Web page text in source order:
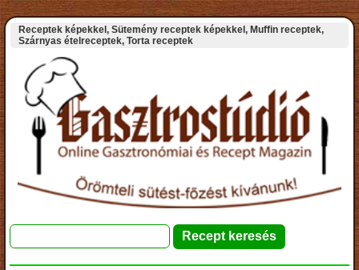
Receptek képekkel, Sütemény receptek képekkel, Muffin receptek,
Szárnyas ételreceptek, Torta receptek